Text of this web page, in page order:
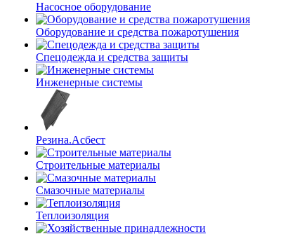
Насосное оборудование
Оборудование и средства пожаротушения
Спецодежда и средства защиты
Инженерные системы
Резина.Асбест
Строительные материалы
Смазочные материалы
Теплоизоляция